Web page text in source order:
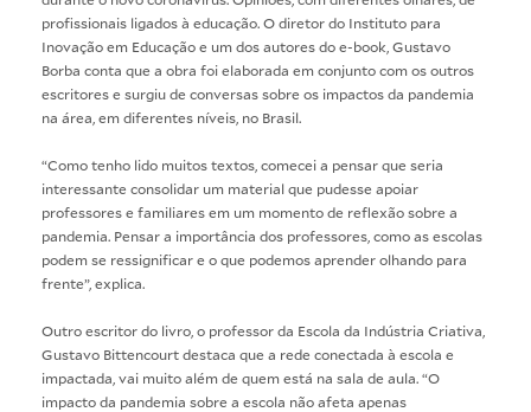
profissionais ligados à educação. O diretor do Instituto para
Inovação em Educação e um dos autores do e-book, Gustavo
Borba conta que a obra foi elaborada em conjunto com os outros
escritores e surgiu de conversas sobre os impactos da pandemia
na área, em diferentes níveis, no Brasil.
“Como tenho lido muitos textos, comecei a pensar que seria
interessante consolidar um material que pudesse apoiar
professores e familiares em um momento de reflexão sobre a
pandemia. Pensar a importância dos professores, como as escolas
podem se ressignificar e o que podemos aprender olhando para
frente”, explica.
Outro escritor do livro, o professor da Escola da Indústria Criativa,
Gustavo Bittencourt destaca que a rede conectada à escola e
impactada, vai muito além de quem está na sala de aula. “O
impacto da pandemia sobre a escola não afeta apenas